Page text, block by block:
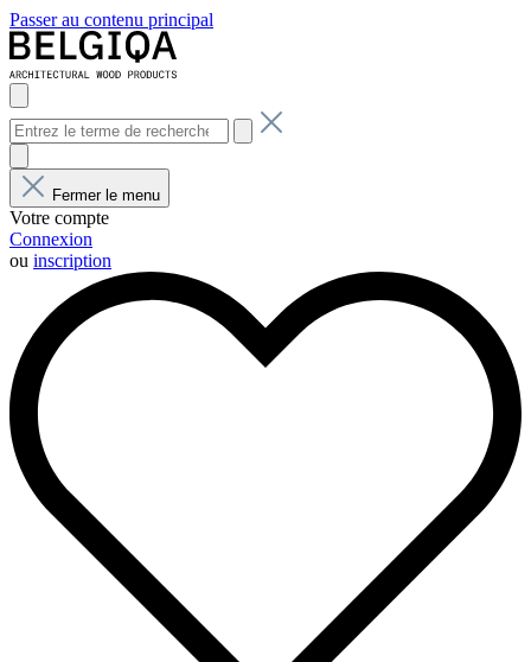
Passer au contenu principal
Fermer le menu
Votre compte
Connexion
ou inscription